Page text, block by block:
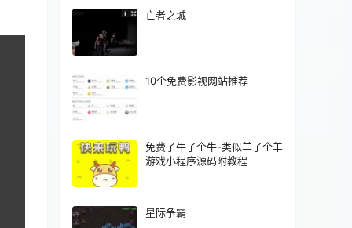
亡者之城
10个免费影视网站推荐
免费了牛了个牛-类似羊了个羊
游戏小程序源码附教程
星际争霸